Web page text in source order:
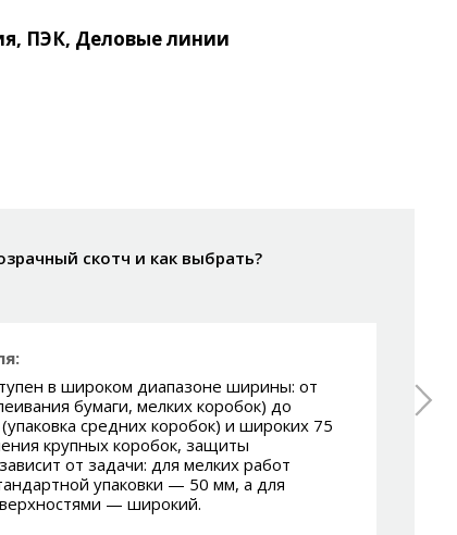
ПЭК, Деловые линии
скотч и как выбрать?
в широком диапазоне ширины: от
бумаги, мелких коробок) до
средних коробок) и широких 75
крупных коробок, защиты
от задачи: для мелких работ
упаковки — 50 мм, а для
— широкий.